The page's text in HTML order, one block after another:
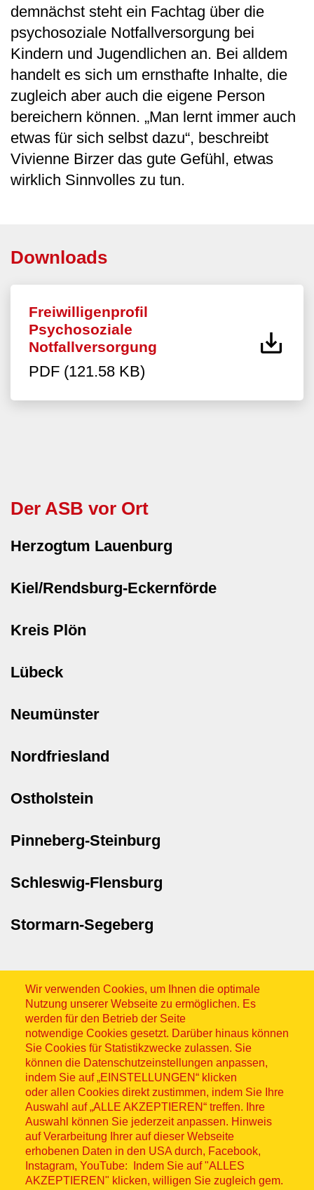
demnächst steht ein Fachtag über die
psychosoziale Notfallversorgung bei
Kindern und Jugendlichen an. Bei alldem
handelt es sich um ernsthafte Inhalte, die
zugleich aber auch die eigene Person
bereichern können. „Man lernt immer auch
etwas für sich selbst dazu“, beschreibt
Vivienne Birzer das gute Gefühl, etwas
wirklich Sinnvolles zu tun.
Downloads
Freiwilligenprofil
Psychosoziale
Notfallversorgung
PDF (121.58 KB)
Der ASB vor Ort
Herzogtum Lauenburg
Kiel/Rendsburg-Eckernförde
Kreis Plön
Lübeck
Neumünster
Nordfriesland
Ostholstein
Pinneberg-Steinburg
Schleswig-Flensburg
Stormarn-Segeberg
Wir verwenden Cookies, um Ihnen die optimale
Nutzung unserer Webseite zu ermöglichen. Es
werden für den Betrieb der Seite
notwendige Cookies gesetzt. Darüber hinaus können
Sie Cookies für Statistikzwecke zulassen. Sie
können die Datenschutzeinstellungen anpassen,
indem Sie auf „EINSTELLUNGEN“ klicken
oder allen Cookies direkt zustimmen, indem Sie Ihre
Auswahl auf „ALLE AKZEPTIEREN“ treffen. Ihre
Auswahl können Sie jederzeit anpassen. Hinweis
auf Verarbeitung Ihrer auf dieser Webseite
erhobenen Daten in den USA durch, Facebook,
Instagram, YouTube: Indem Sie auf "ALLES
AKZEPTIEREN" klicken, willigen Sie zugleich gem.
Sitemap
© ASB 2026
Fußzeilenmenü
Impressum